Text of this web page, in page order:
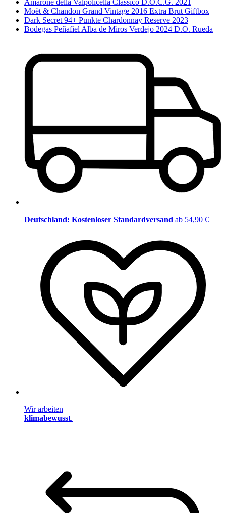
Amarone della Valpolicella Classico D.O.C.G. 2021
Moët & Chandon Grand Vintage 2016 Extra Brut Giftbox
Dark Secret 94+ Punkte Chardonnay Reserve 2023
Bodegas Peñafiel Alba de Miros Verdejo 2024 D.O. Rueda
Deutschland: Kostenloser Standardversand ab 54,90 €
Wir arbeiten
klimabewusst.